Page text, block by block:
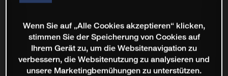
Wenn Sie auf „Alle Cookies akzeptieren“ klicken,
stimmen Sie der Speicherung von Cookies auf
Ihrem Gerät zu, um die Websitenavigation zu
verbessern, die Websitenutzung zu analysieren und
unsere Marketingbemühungen zu unterstützen.